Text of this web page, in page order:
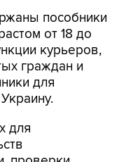
пособники
от 18 до
курьеров,
граждан и
для
для